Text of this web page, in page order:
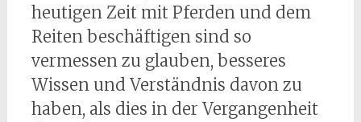
heutigen Zeit mit Pferden und dem
Reiten beschäftigen sind so
vermessen zu glauben, besseres
Wissen und Verständnis davon zu
haben, als dies in der Vergangenheit